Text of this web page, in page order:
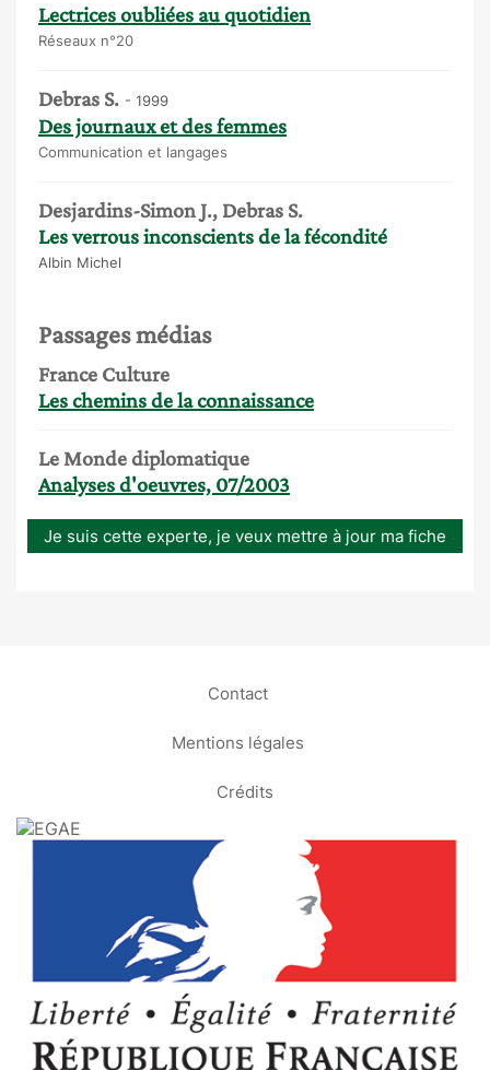
Lectrices oubliées au quotidien
Réseaux n°20
Debras S. - 1999
Des journaux et des femmes
Communication et langages
Desjardins-Simon J., Debras S.
Les verrous inconscients de la fécondité
Albin Michel
Passages médias
France Culture
Les chemins de la connaissance
Le Monde diplomatique
Analyses d'oeuvres, 07/2003
Je suis cette experte, je veux mettre à jour ma fiche
Contact
Mentions légales
Crédits